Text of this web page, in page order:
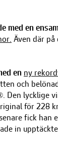
med en
Även där
en ny
och
lycklige
för 228
fick han
in